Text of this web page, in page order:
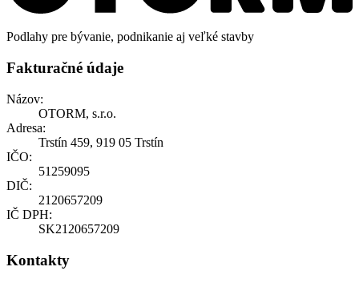
Podlahy pre bývanie, podnikanie aj veľké stavby
Fakturačné údaje
Názov:
OTORM, s.r.o.
Adresa:
Trstín 459, 919 05 Trstín
IČO:
51259095
DIČ:
2120657209
IČ DPH:
SK2120657209
Kontakty